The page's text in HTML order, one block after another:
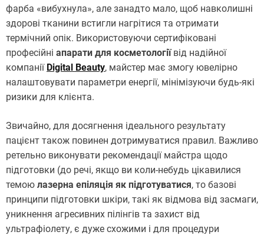
фарба «вибухнула», але занадто мало, щоб навколишні
здорові тканини встигли нагрітися та отримати
термічний опік. Використовуючи сертифіковані
професійні апарати для косметологіївід надійної
компанії Digital Beauty, майстер має змогу ювелірно
налаштовувати параметри енергії, мінімізуючи будь-які
ризики для клієнта.
Звичайно, для досягнення ідеального результату
пацієнт також повинен дотримуватися правил. Важливо
ретельно виконувати рекомендації майстра щодо
підготовки (до речі, якщо ви коли-небудь цікавилися
темою лазерна епіляція як підготуватися, то базові
принципи підготовки шкіри, такі як відмова від засмаги,
уникнення агресивних пілінгів та захист від
ультрафіолету, є дуже схожими і для процедури